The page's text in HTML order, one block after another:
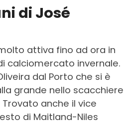
di José
attiva fino ad ora in
calciomercato invernale.
dal Porto che si è
grande nello scacchiere
anche il vice
di Maitland-Niles